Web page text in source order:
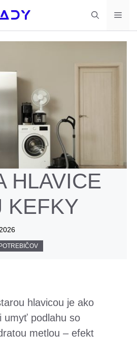
HLAVICE
KEFKY
hlavicou je ako
umyť podlahu so
metlou – efekt